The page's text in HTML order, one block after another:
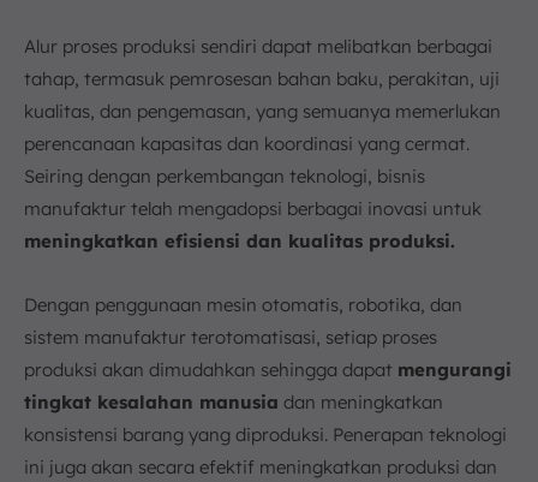
Alur proses produksi sendiri dapat melibatkan berbagai
tahap, termasuk pemrosesan bahan baku, perakitan, uji
kualitas, dan pengemasan, yang semuanya memerlukan
perencanaan kapasitas dan koordinasi yang cermat.
Seiring dengan perkembangan teknologi, bisnis
manufaktur telah mengadopsi berbagai inovasi untuk
meningkatkan efisiensi dan kualitas produksi.
Dengan penggunaan mesin otomatis, robotika, dan
sistem manufaktur terotomatisasi, setiap proses
produksi akan dimudahkan sehingga dapat mengurangi
tingkat kesalahan manusia dan meningkatkan
konsistensi barang yang diproduksi. Penerapan teknologi
ini juga akan secara efektif meningkatkan produksi dan